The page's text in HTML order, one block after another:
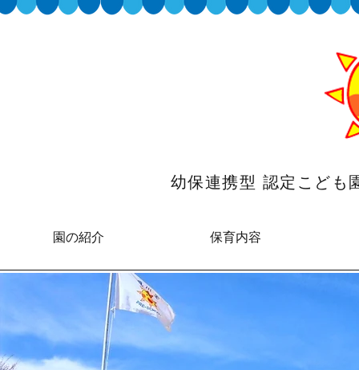
幼保連携型 認定こど
園の紹介 保育内容